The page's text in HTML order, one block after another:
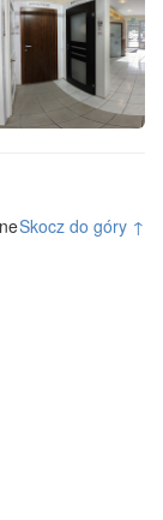
Skocz do góry ↑